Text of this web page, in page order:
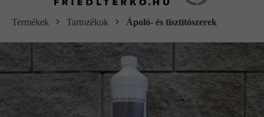
Termékek Tartozékok Ápoló- és tisztítószerek